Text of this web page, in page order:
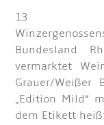
13
Bundesland
vermarktet
Grauer/Weißer
„Edition Mild“
dem Etikett